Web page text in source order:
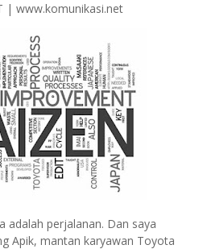
| www.komunikasi.net
adalah perjalanan. Dan saya
Apik, mantan karyawan Toyota